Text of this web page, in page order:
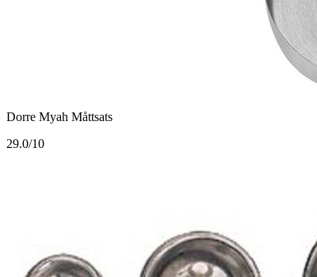
Dorre Myah Måttsats
29.0/10